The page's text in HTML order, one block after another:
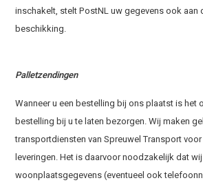
inschakelt, stelt PostNL uw gegevens ook aan
beschikking.
Palletzendingen
Wanneer u een bestelling bij ons plaatst is het
bestelling bij u te laten bezorgen. Wij maken
transportdiensten van Spreuwel Transport
leveringen. Het is daarvoor noodzakelijk dat
woonplaatsgegevens (eventueel ook